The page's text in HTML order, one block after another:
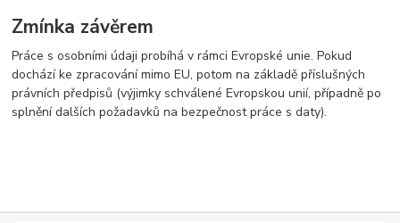
Zmínka závěrem
Práce s osobními údaji probíhá v rámci Evropské unie. Pokud
dochází ke zpracování mimo EU, potom na základě příslušných
právních předpisů (výjimky schválené Evropskou unií, případně po
splnění dalších požadavků na bezpečnost práce s daty).